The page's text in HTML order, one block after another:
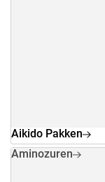
Aikido Pakken
Aminozuren